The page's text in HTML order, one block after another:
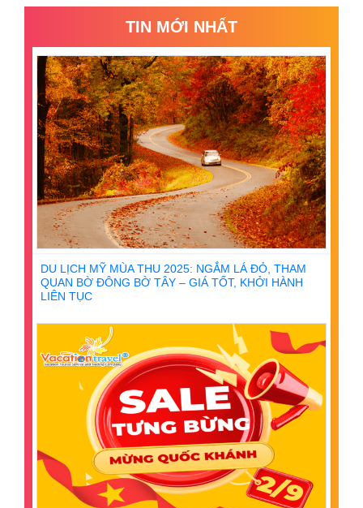
TIN MỚI NHẤT
DU LỊCH MỸ MÙA THU 2025: NGẮM LÁ ĐỎ, THAM
QUAN BỜ ĐÔNG BỜ TÂY – GIÁ TỐT, KHỞI HÀNH
LIÊN TỤC